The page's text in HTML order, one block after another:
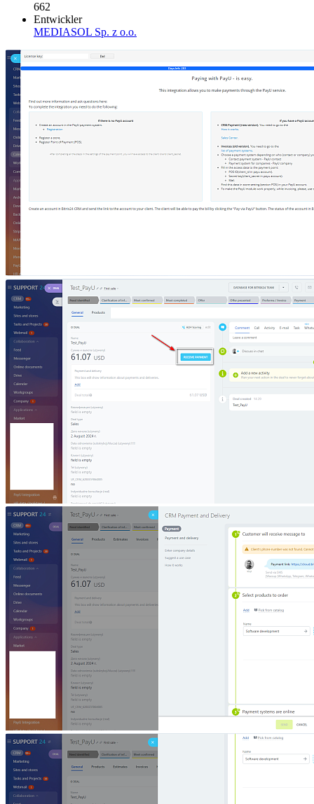
662
Entwickler
MEDIASOL Sp. z o.o.